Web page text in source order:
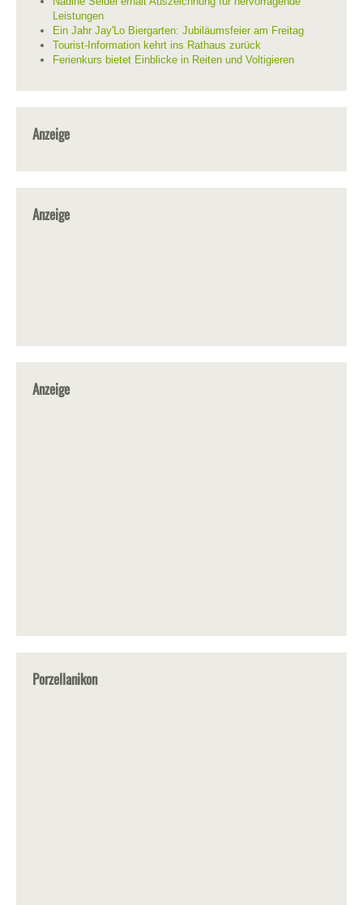
Leistungen
Ein Jahr Jay'Lo Biergarten: Jubiläumsfeier am Freitag
Tourist-Information kehrt ins Rathaus zurück
Ferienkurs bietet Einblicke in Reiten und Voltigieren
Anzeige
Anzeige
Anzeige
Porzellanikon